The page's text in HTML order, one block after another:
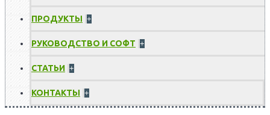
ПРОДУКТЫ +
РУКОВОДСТВО И СОФТ +
СТАТЬИ +
КОНТАКТЫ +